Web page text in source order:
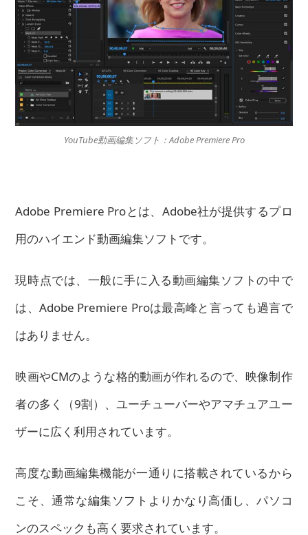
YouTube動画編集ソフト：Adobe Premiere Pro
Adobe Premiere Proとは、Adobe社が提供するプロ
用のハイエンド動画編集ソフトです。
現時点では、一般に手に入る動画編集ソフトの中で
は、Adobe Premiere Proは最高峰と言っても過言で
はありません。
映画やCMのような格的動画が作れるので、映像制作
者の多く（9割）、ユーチューバーやアマチュアユー
ザーに広く利用されています。
高度な動画編集機能が一通りに搭載されているから
こそ、通常な編集ソフトよりかなり高価し、パソコ
ンのスペックも高く要求されています。